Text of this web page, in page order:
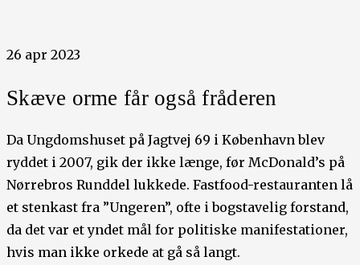
26 apr 2023
Skæve orme får også fråderen
Da Ungdomshuset på Jagtvej 69 i København blev
ryddet i 2007, gik der ikke længe, før McDonald’s på
Nørrebros Runddel lukkede. Fastfood-restauranten lå
et stenkast fra ”Ungeren”, ofte i bogstavelig forstand,
da det var et yndet mål for politiske manifestationer,
hvis man ikke orkede at gå så langt.